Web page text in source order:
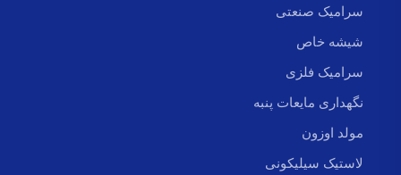
سرامیک صنعتی
شیشه خاص
سرامیک فلزی
نگهداری مایعات پنبه
مولد اوزون
لاستیک سیلیکونی